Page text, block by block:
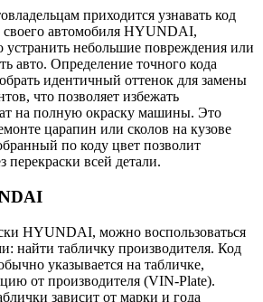
приходится узнавать код
своего автомобиля HYUNDAI,
устранить небольшие повреждения или
авто. Определение точного кода
идентичный оттенок для замены
что позволяет избежать
на полную окраску машины. Это
царапин или сколов на кузове
по коду цвет позволит
перекраски всей детали.
HYUNDAI, можно воспользоваться
найти табличку производителя. Код
указывается на табличке,
от производителя (VIN-Plate).
зависит от марки и года